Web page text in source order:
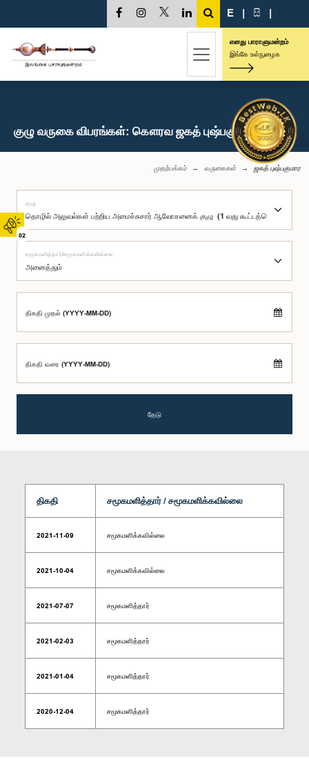
02
E | සි |
எனது பாராளுமன்றம்
இங்கே உள்நுழைக
குழு வருகை விபரங்கள்: கௌரவ ஜகத் புஷ்பகுமார, பா.உ.
முதற்பக்கம் வருகைகள் ஜகத் புஷ்பகுமார
குழு
சமூகமளித்தார்/சமூகமளிக்கவில்லை
திகதி முதல் (YYYY-MM-DD)
திகதி வரை (YYYY-MM-DD)
தேடு
திகதி சமூகமளித்தார் / சமூகமளிக்கவில்லை
2021-11-09 சமூகமளிக்கவில்லை
2021-10-04 சமூகமளிக்கவில்லை
2021-07-07 சமூகமளித்தார்
2021-02-03 சமூகமளித்தார்
2021-01-04 சமூகமளித்தார்
2020-12-04 சமூகமளித்தார்